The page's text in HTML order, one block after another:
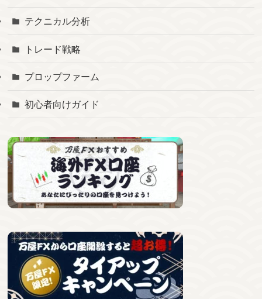
テクニカル分析
トレード戦略
プロップファーム
初心者向けガイド